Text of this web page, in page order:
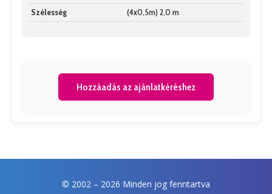
Szélesség
(4x0,5m) 2,0 m
Hozzáadás az ajánlatkéréshez
© 2002 – 2026 Minden jog fenntartva